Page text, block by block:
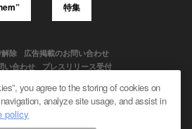
特集
除
広告掲載のお問い合わせ
い合わせ
プレスリリース受付
you agree to the storing of cookies on
analyze site usage, and assist in
policy